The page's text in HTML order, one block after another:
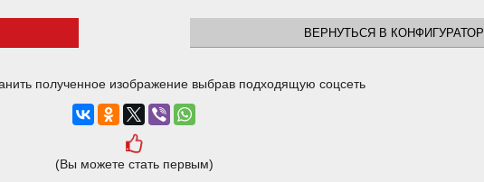
ВЕРНУТЬСЯ В КОНФИГУРАТОР
полученное изображение выбрав подходящую соцсеть
(Вы можете стать первым)